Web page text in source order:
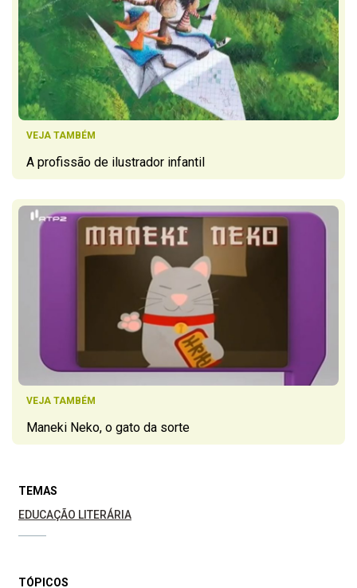
VEJA TAMBÉM
A profissão de ilustrador infantil
VEJA TAMBÉM
Maneki Neko, o gato da sorte
TEMAS
EDUCAÇÃO LITERÁRIA
TÓPICOS